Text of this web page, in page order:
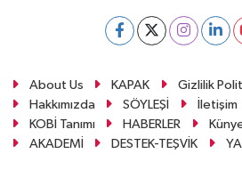
About Us KAPAK Gizlilik
Hakkımızda
SÖYLEŞİ İletişim
KOBİ Tanımı
HABERLER
AKADEMİ
DESTEK-TEŞVİK